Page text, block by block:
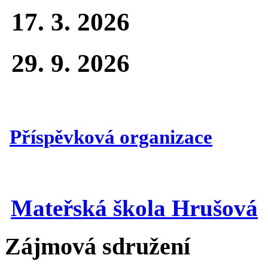
17. 3. 2026
29. 9. 2026
Příspěvková organizace
Mateřská škola Hrušová
Zájmová sdružení